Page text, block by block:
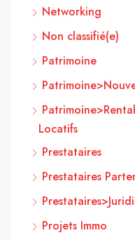
Networking
Non classifié(e)
Patrimoine
Locatifs
Prestataires
Prestataires
Projets Immo